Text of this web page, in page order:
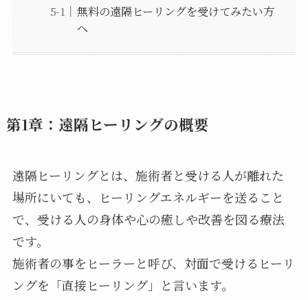
無料の遠隔ヒーリングを受けてみたい方
へ
第1章：遠隔ヒーリングの概要
遠隔ヒーリングとは、施術者と受ける人が離れた
場所にいても、ヒーリングエネルギーを送ること
で、受ける人の身体や心の癒しや改善を図る療法
です。
施術者の事をヒーラーと呼び、対面で受けるヒーリ
ングを「直接ヒーリング」と言います。